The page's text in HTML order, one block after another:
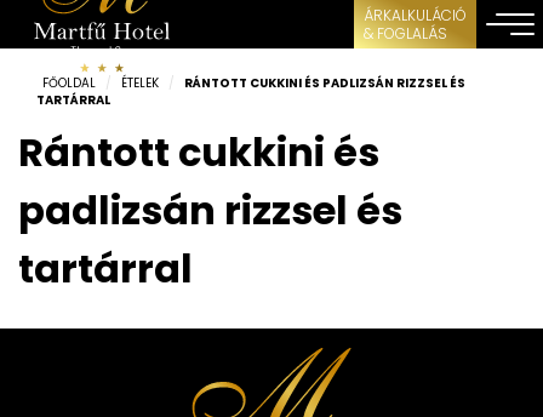
ÁRKALKULÁCIÓ
& FOGLALÁS
FŐOLDAL / ÉTELEK /
RÁNTOTT CUKKINI ÉS PADLIZSÁN RIZZSEL ÉS
TARTÁRRAL
Rántott cukkini és
padlizsán rizzsel és
tartárral